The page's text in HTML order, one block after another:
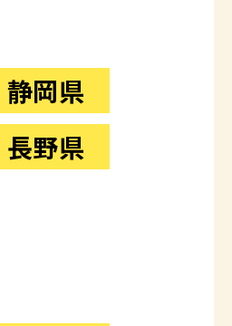
静岡県
長野県